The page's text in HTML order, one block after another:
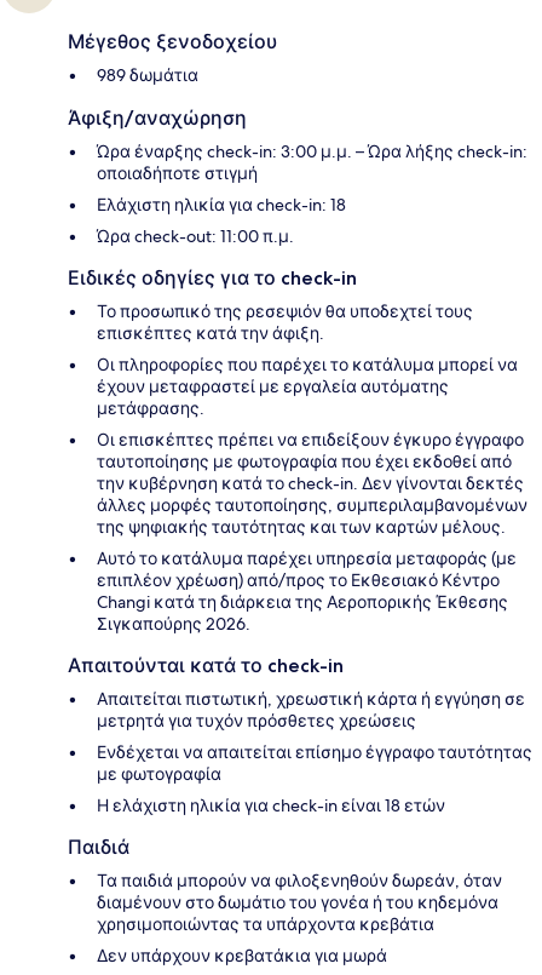
Μέγεθος ξενοδοχείου
989 δωμάτια
Άφιξη/αναχώρηση
Ώρα έναρξης check-in: 3:00 μ.μ. – Ώρα λήξης check-in:
οποιαδήποτε στιγμή
Ελάχιστη ηλικία για check-in: 18
Ώρα check-out: 11:00 π.μ.
Ειδικές οδηγίες για το check-in
Το προσωπικό της ρεσεψιόν θα υποδεχτεί τους
επισκέπτες κατά την άφιξη.
Οι πληροφορίες που παρέχει το κατάλυμα μπορεί να
έχουν μεταφραστεί με εργαλεία αυτόματης
μετάφρασης.
Οι επισκέπτες πρέπει να επιδείξουν έγκυρο έγγραφο
ταυτοποίησης με φωτογραφία που έχει εκδοθεί από
την κυβέρνηση κατά το check-in. Δεν γίνονται δεκτές
άλλες μορφές ταυτοποίησης, συμπεριλαμβανομένων
της ψηφιακής ταυτότητας και των καρτών μέλους.
Αυτό το κατάλυμα παρέχει υπηρεσία μεταφοράς (με
επιπλέον χρέωση) από/προς το Εκθεσιακό Κέντρο
Changi κατά τη διάρκεια της Αεροπορικής Έκθεσης
Σιγκαπούρης 2026.
Απαιτούνται κατά το check-in
Απαιτείται πιστωτική, χρεωστική κάρτα ή εγγύηση σε
μετρητά για τυχόν πρόσθετες χρεώσεις
Ενδέχεται να απαιτείται επίσημο έγγραφο ταυτότητας
με φωτογραφία
Η ελάχιστη ηλικία για check-in είναι 18 ετών
Παιδιά
Τα παιδιά μπορούν να φιλοξενηθούν δωρεάν, όταν
διαμένουν στο δωμάτιο του γονέα ή του κηδεμόνα
χρησιμοποιώντας τα υπάρχοντα κρεβάτια
Δεν υπάρχουν κρεβατάκια για μωρά